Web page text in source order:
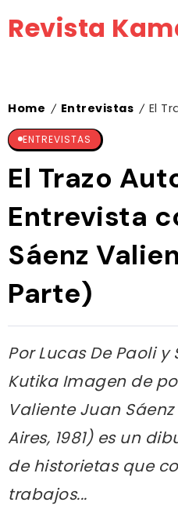
Revista
Home / Entrevistas / El Trazo
ENTREVISTAS
El Trazo
Entrevista
Sáenz
Parte)
Por Lucas De Paoli
Kutika Imagen de
Valiente Juan
Aires, 1981) es un
de historietas que
trabajos...